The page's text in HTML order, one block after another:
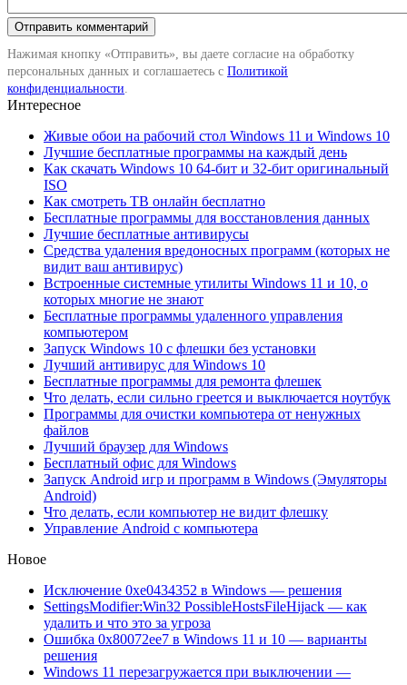
Нажимая кнопку «Отправить», вы даете согласие на обработку
персональных данных и соглашаетесь с Политикой
конфиденциальности
Интересное
Живые обои на рабочий стол Windows 11 и Windows 10
Лучшие бесплатные программы на каждый день
Как скачать Windows 10 64-бит и 32-бит оригинальный
ISO
Как смотреть ТВ онлайн бесплатно
Бесплатные программы для восстановления данных
Лучшие бесплатные антивирусы
Средства удаления вредоносных программ (которых не
видит ваш антивирус)
Встроенные системные утилиты Windows 11 и 10, о
которых многие не знают
Бесплатные программы удаленного управления
компьютером
Запуск Windows 10 с флешки без установки
Лучший антивирус для Windows 10
Бесплатные программы для ремонта флешек
Что делать, если сильно греется и выключается ноутбук
Программы для очистки компьютера от ненужных
файлов
Лучший браузер для Windows
Бесплатный офис для Windows
Запуск Android игр и программ в Windows (Эмуляторы
Android)
Что делать, если компьютер не видит флешку
Управление Android с компьютера
Новое
Исключение 0xe0434352 в Windows — решения
SettingsModifier:Win32 PossibleHostsFileHijack — как
удалить и что это за угроза
Ошибка 0x80072ee7 в Windows 11 и 10 — варианты
решения
Windows 11 перезагружается при выключении —